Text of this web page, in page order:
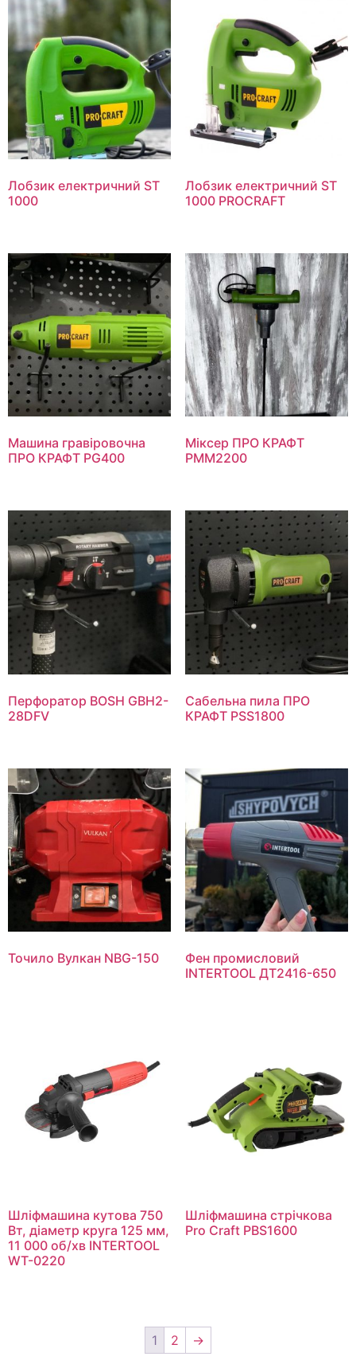
Лобзик електричний ST
1000
Лобзик електричний ST
1000 PROCRAFT
Машина гравіровочна
ПРО КРАФТ PG400
Міксер ПРО КРАФТ
РММ2200
Перфоратор BOSH GBH2-
28DFV
Сабельна пила ПРО
КРАФТ PSS1800
Точило Вулкан NBG-150
Фен промисловий
INTERTOOL ДТ2416-650
Шліфмашина кутова 750
Вт, діаметр круга 125 мм,
11 000 об/хв INTERTOOL
WT-0220
Шліфмашина стрічкова
Pro Craft PBS1600
1 2 →